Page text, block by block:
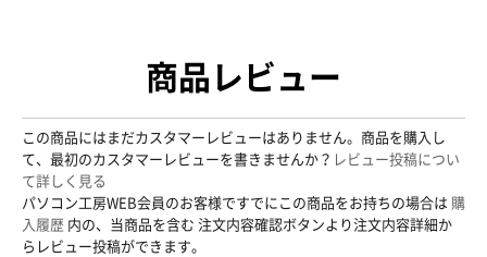
商品レビュー
この商品にはまだカスタマーレビューはありません。商品を購入し
て、最初のカスタマーレビューを書きませんか？ レビュー投稿につい
て詳しく見る
パソコン工房WEB会員のお客様ですでにこの商品をお持ちの場合は 購
入履歴 内の、当商品を含む 注文内容確認ボタンより注文内容詳細か
らレビュー投稿ができます。